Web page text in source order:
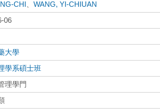
CHI 、WANG, YI-CHIUAN
06
大學
學系碩士班
理學門